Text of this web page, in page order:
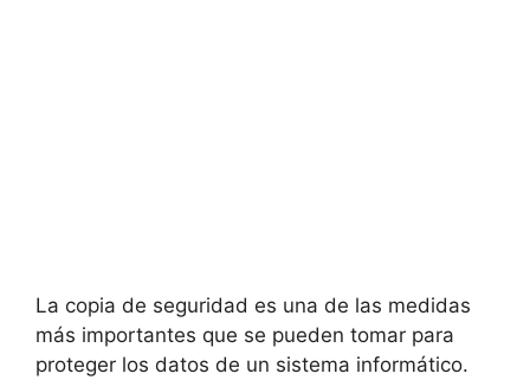
La copia de seguridad es una de las medidas
más importantes que se pueden tomar para
proteger los datos de un sistema informático.